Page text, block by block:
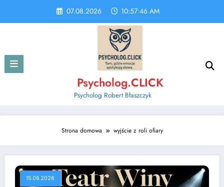
content
07.08.2026 10:57:46 AM
Psycholog.CLICK
Psycholog Robert Błaszczyk
Strona domowa wyjście z roli ofiary
15.06.2026